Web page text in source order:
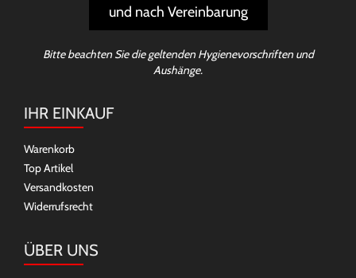
und nach Vereinbarung
Bitte beachten Sie die geltenden Hygienevorschriften und
Aushänge.
IHR EINKAUF
Warenkorb
Top Artikel
Versandkosten
Widerrufsrecht
ÜBER UNS